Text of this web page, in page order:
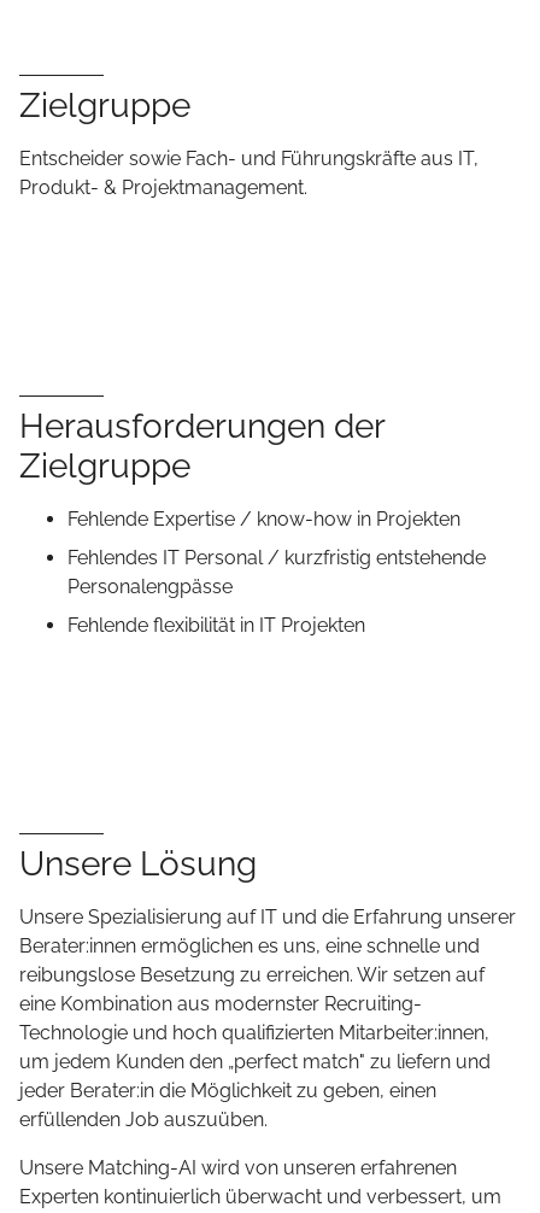
Zielgruppe
Entscheider sowie Fach- und Führungskräfte aus IT,
Produkt- & Projektmanagement.
Herausforderungen der
Zielgruppe
Fehlende Expertise / know-how in Projekten
Fehlendes IT Personal / kurzfristig entstehende
Personalengpässe
Fehlende flexibilität in IT Projekten
Unsere Lösung
Unsere Spezialisierung auf IT und die Erfahrung unserer
Berater:innen ermöglichen es uns, eine schnelle und
reibungslose Besetzung zu erreichen. Wir setzen auf
eine Kombination aus modernster Recruiting-
Technologie und hoch qualifizierten Mitarbeiter:innen,
um jedem Kunden den „perfect match" zu liefern und
jeder Berater:in die Möglichkeit zu geben, einen
erfüllenden Job auszuüben.
Unsere Matching-AI wird von unseren erfahrenen
Experten kontinuierlich überwacht und verbessert, um